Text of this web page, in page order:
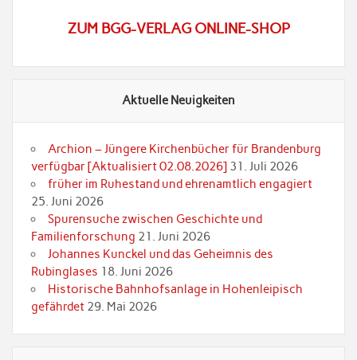
ZUM BGG-VERLAG ONLINE-SHOP
Aktuelle Neuigkeiten
Archion – Jüngere Kirchenbücher für Brandenburg
verfügbar [Aktualisiert 02.08.2026] 31. Juli 2026
früher im Ruhestand und ehrenamtlich engagiert
25. Juni 2026
Spurensuche zwischen Geschichte und
Familienforschung 21. Juni 2026
Johannes Kunckel und das Geheimnis des
Rubinglases 18. Juni 2026
Historische Bahnhofsanlage in Hohenleipisch
gefährdet 29. Mai 2026